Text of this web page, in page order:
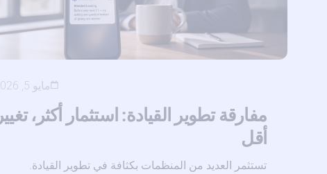
مايو 5, 2026
مفارقة تطوير القيادة: استثمار أكثر، تغيير
أقل
تستثمر العديد من المنظمات بكثافة في تطوير القيادة.